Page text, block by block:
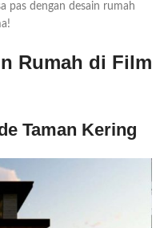
pas dengan desain rumah
Rumah di Film
Taman Kering